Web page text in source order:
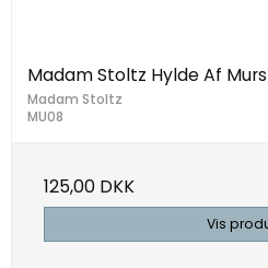
Madam Stoltz Hylde Af
Madam Stoltz
MU08
125,00 DKK
Vis